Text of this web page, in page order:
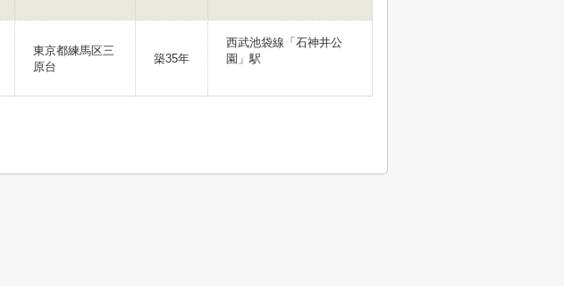
東京都練馬区三
原台
築35年
西武池袋線「石神井公
園」駅